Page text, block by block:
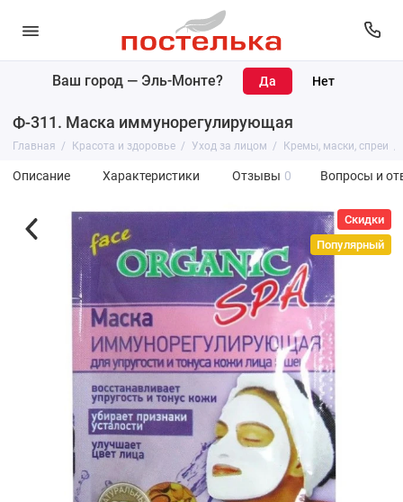
Ваш город — Эль-Монте?
Ф-311. Маска иммунорегулирующая
Главная Красота и здоровье Уход за лицом Кремы, маски, спреи
Описание Характеристики Отзывы 0 Вопросы и
Скидки
Популярный